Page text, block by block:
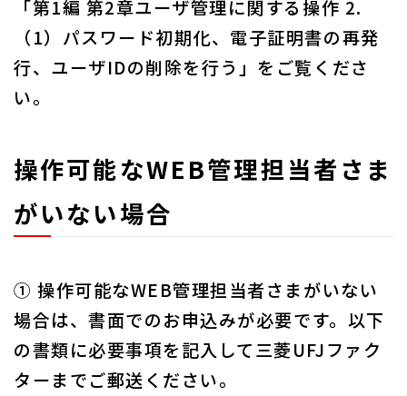
「第1編 第2章ユーザ管理に関する操作 2.
（1）パスワード初期化、電子証明書の再発
行、ユーザIDの削除を行う」をご覧くださ
い。
操作可能なWEB管理担当者さま
がいない場合
① 操作可能なWEB管理担当者さまがいない
場合は、書面でのお申込みが必要です。以下
の書類に必要事項を記入して三菱UFJファク
ターまでご郵送ください。